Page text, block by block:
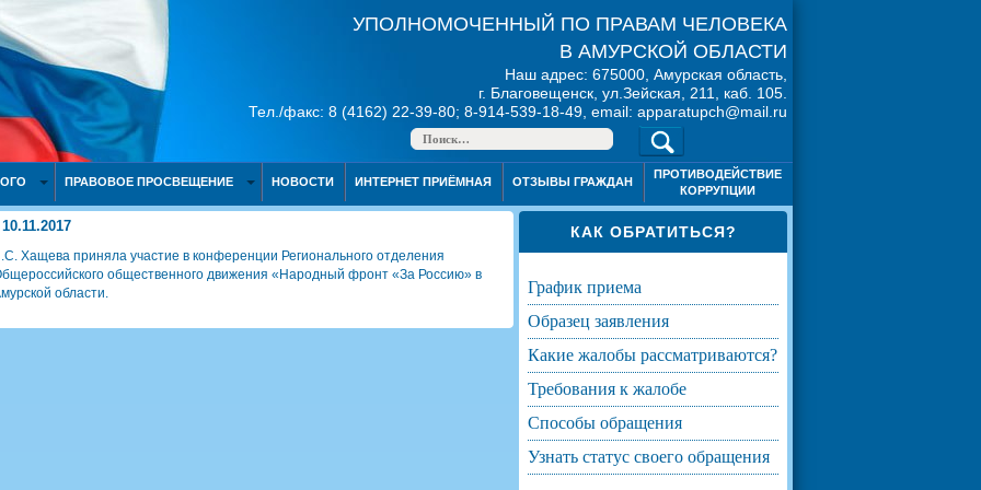
УПОЛНОМОЧЕННЫЙ ПО ПРАВАМ ЧЕЛОВЕКА
В АМУРСКОЙ ОБЛАСТИ
Наш адрес: 675000, Амурская область,
г. Благовещенск, ул.Зейская, 211, каб. 105.
Тел./факс: 8 (4162) 22-39-80; 8-914-539-18-49, email: apparatupch@mail.ru
ПРАВОВОЕ ПРОСВЕЩЕНИЕ НОВОСТИ ИНТЕРНЕТ ПРИЁМНАЯ ОТЗЫВЫ ГРАЖДАН
ПРОТИВОДЕЙСТВИЕ
КОРРУПЦИИ
10.11.2017
Хащева приняла участие в конференции Регионального отделения
общественного движения «Народный фронт «За Россию» в
области.
КАК ОБРАТИТЬСЯ?
график приема
образец заявления
какие жалобы рассматриваются?
требования к жалобе
способы обращения
узнать статус своего обращения